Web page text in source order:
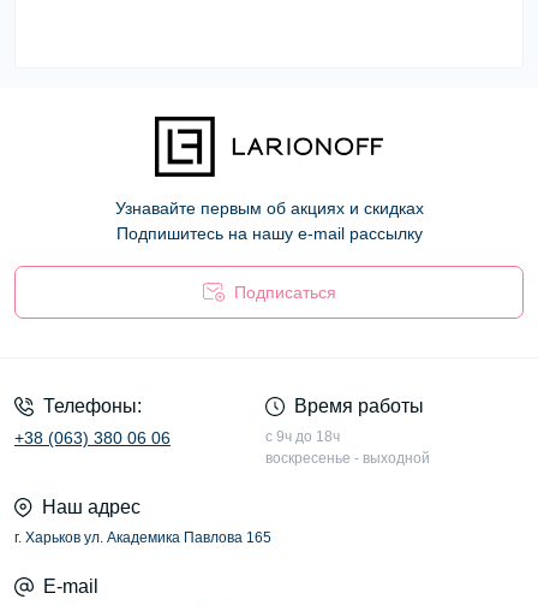
Узнавайте первым об акциях и скидках
Подпишитесь на нашу e-mail рассылку
Подписаться
Телефоны:
+38 (063) 380 06 06
Время работы
с 9ч до 18ч
воскресенье - выходной
Наш адрес
г. Харьков ул. Академика Павлова 165
E-mail